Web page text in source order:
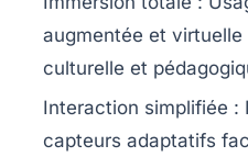
augmentée et virtuelle
culturelle et
Interaction simplifiée :
capteurs adaptatifs